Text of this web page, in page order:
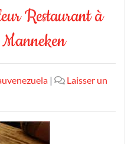
Restaurant à
|
Laisser un